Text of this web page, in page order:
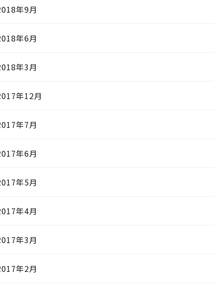
年9月
年6月
年3月
年12月
年7月
年6月
年5月
年4月
年3月
年2月